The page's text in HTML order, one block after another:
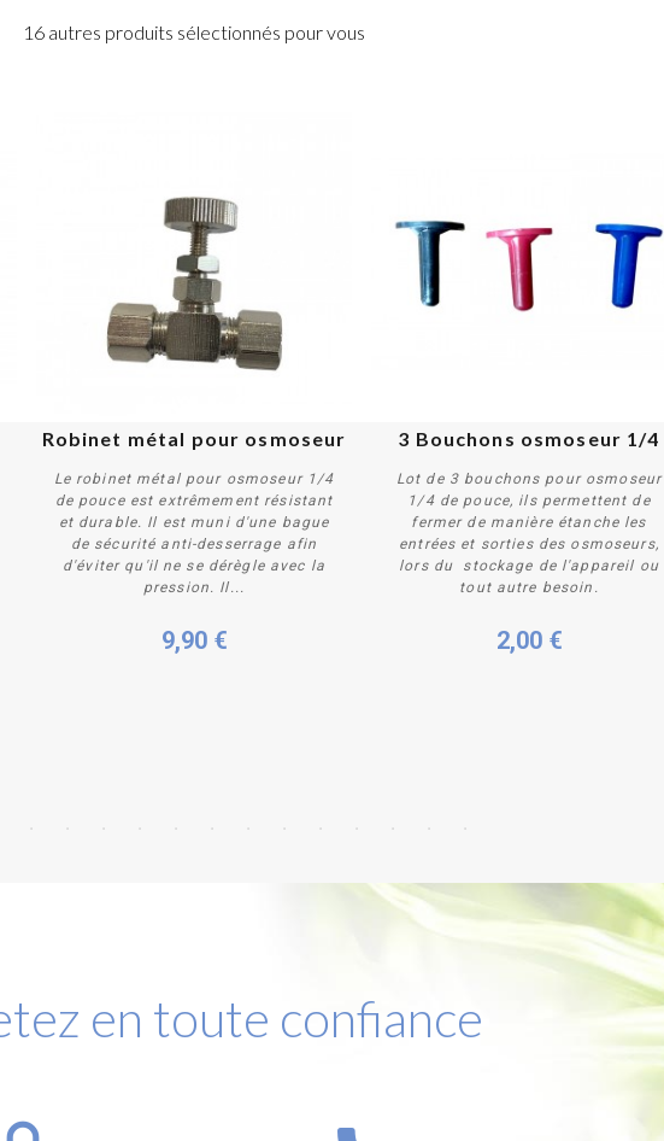
16 autres produits sélectionnés pour vous
Acheter
Robinet métal pour osmoseur
Le robinet métal pour osmoseur 1/4
de pouce est extrêmement résistant
et durable. Il est muni d'une bague
de sécurité anti-desserrage afin
d'éviter qu'il ne se dérègle avec la
pression. Il...
9,90 €
Acheter
3 Bouchons osmoseur 1/4
Lot de 3 bouchons pour osmoseur
1/4 de pouce, ils permettent de
fermer de manière étanche les
entrées et sorties des osmoseurs,
lors du stockage de l'appareil ou
tout autre besoin.
2,00 €
en toute confiance